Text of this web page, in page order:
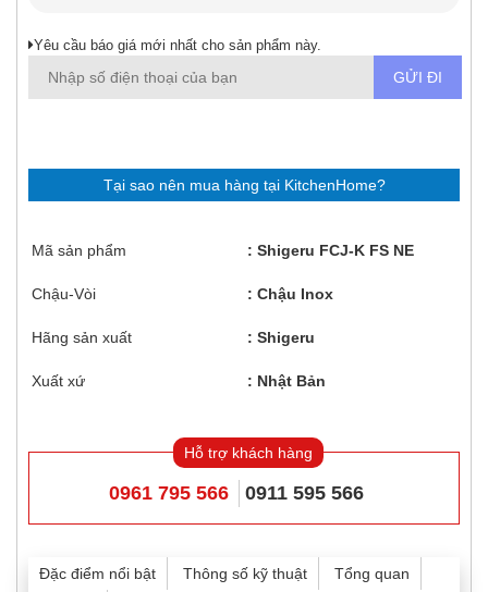
Yêu cầu báo giá mới nhất cho sản phẩm này.
Tại sao nên mua hàng tại KitchenHome?
Mã sản phẩm Shigeru FCJ-K FS NE
Chậu-Vòi Chậu Inox
Hãng sản xuất Shigeru
Xuất xứ Nhật Bản
Hỗ trợ khách hàng
0961 795 566 0911 595 566
Đặc điểm nổi bật Thông số kỹ thuật
Tổng quan